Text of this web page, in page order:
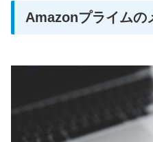
Amazonプライムの